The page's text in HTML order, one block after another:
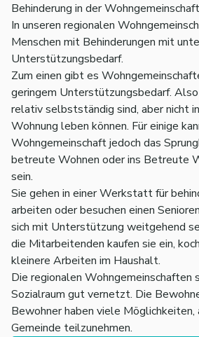
Behinderung in der
In unseren regionalen
Menschen mit Behinderungen mit
Unterstützungsbedarf.
Zum einen gibt es
geringem Unterstützungsbedarf. Also
relativ selbstständig sind, aber nicht
Wohnung leben können. Für einige
Wohngemeinschaft jedoch das
betreute Wohnen oder ins Betreute
sein.
Sie gehen in einer Werkstatt für
arbeiten oder besuchen einen
sich mit Unterstützung weitgehend
die Mitarbeitenden kaufen sie ein,
kleinere Arbeiten im Haushalt.
Die regionalen Wohngemeinschaften
Sozialraum gut vernetzt. Die
Bewohner haben viele Möglichkeiten,
Gemeinde teilzunehmen.